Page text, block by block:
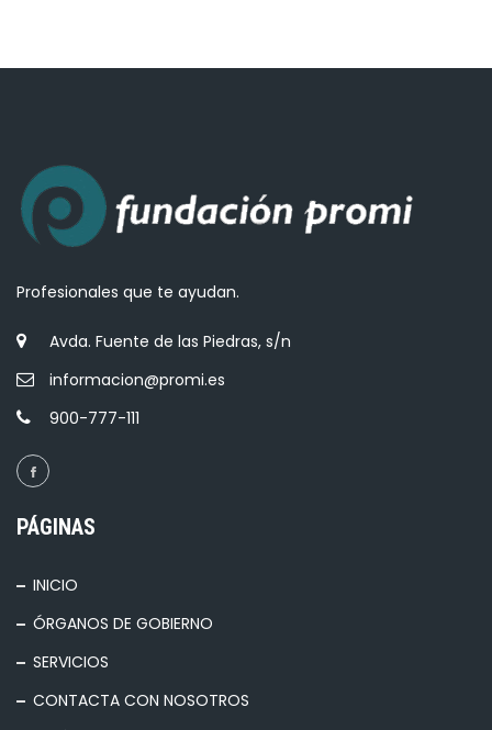
Profesionales que te ayudan.
Avda. Fuente de las Piedras, s/n
informacion@promi.es
900-777-111
PÁGINAS
INICIO
ÓRGANOS DE GOBIERNO
SERVICIOS
CONTACTA CON NOSOTROS